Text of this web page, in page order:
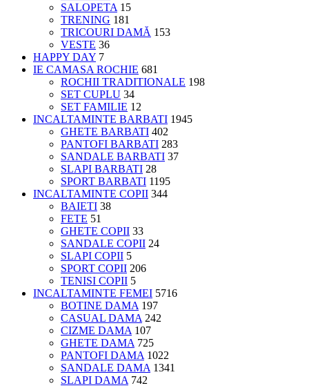
SALOPETA 15
TRENING 181
TRICOURI DAMĂ 153
VESTE 36
HAPPY DAY 7
IE CAMASA ROCHIE 681
ROCHII TRADITIONALE 198
SET CUPLU 34
SET FAMILIE 12
INCALTAMINTE BARBATI 1945
GHETE BARBATI 402
PANTOFI BARBATI 283
SANDALE BARBATI 37
SLAPI BARBATI 28
SPORT BARBATI 1195
INCALTAMINTE COPII 344
BAIETI 38
FETE 51
GHETE COPII 33
SANDALE COPII 24
SLAPI COPII 5
SPORT COPII 206
TENISI COPII 5
INCALTAMINTE FEMEI 5716
BOTINE DAMA 197
CASUAL DAMA 242
CIZME DAMA 107
GHETE DAMA 725
PANTOFI DAMA 1022
SANDALE DAMA 1341
SLAPI DAMA 742